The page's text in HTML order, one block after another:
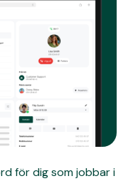
för dig som jobbar i